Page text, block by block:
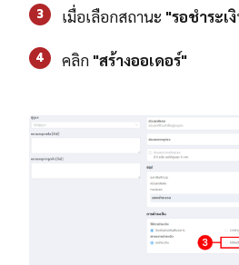
3 เมื่อเลือกสถานะ "รอชำระเ
4 คลิก "สร้างออเดอร์"